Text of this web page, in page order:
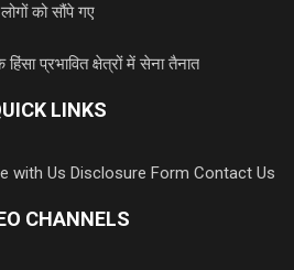
लोगों को सौंपे गए
प्रभावित क्षेत्रों में सेना तैनात
LINKS
with Us Disclosure Form Contact Us
CHANNELS